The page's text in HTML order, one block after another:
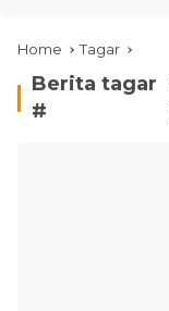
Home Tagar
Berita tagar
#